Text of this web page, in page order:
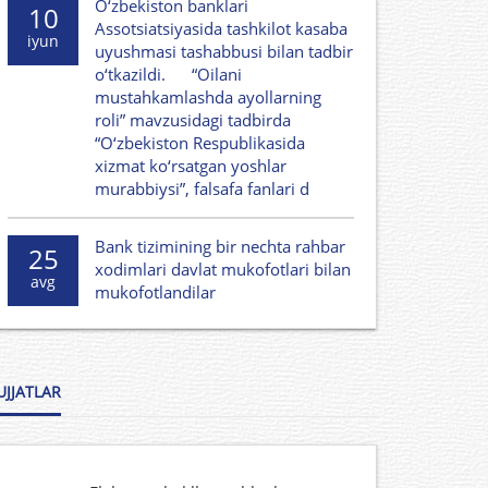
10
iyun
O‘zbekiston banklari
Assotsiatsiyasida tashkilot kasaba
uyushmasi tashabbusi bilan tadbir
o‘tkazildi. “Oilani
mustahkamlashda ayollarning
roli” mavzusidagi tadbirda
“O‘zbekiston Respublikasida
xizmat ko‘rsatgan yoshlar
murabbiysi”, falsafa fanlari d
25
avg
Bank tizimining bir nechta rahbar
xodimlari davlat mukofotlari bilan
mukofotlandilar